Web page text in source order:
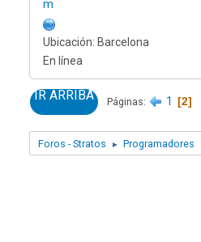
Ubicación: Barcelona
En línea
IR ARRIBA Páginas 1 2
Foros - Stratos ► Programadores